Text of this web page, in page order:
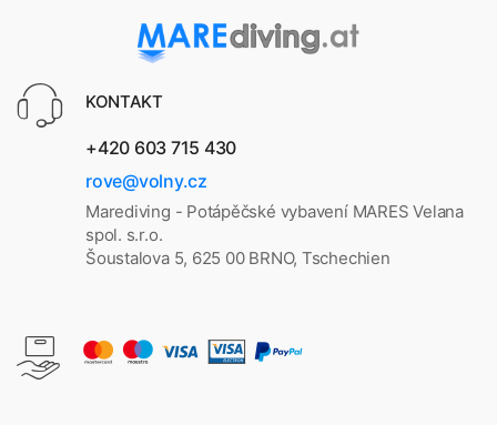
KONTAKT
+420 603 715 430
rove@volny.cz
Marediving - Potápěčské vybavení MARES Velana
spol. s.r.o.
Šoustalova 5, 625 00 BRNO, Tschechien